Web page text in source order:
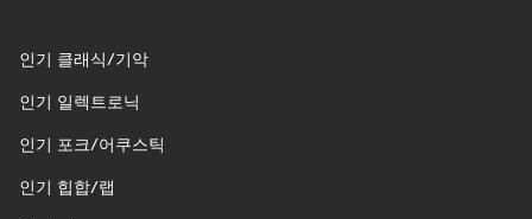
인기 클래식/기악
인기 일렉트로닉
인기 포크/어쿠스틱
인기 힙합/랩